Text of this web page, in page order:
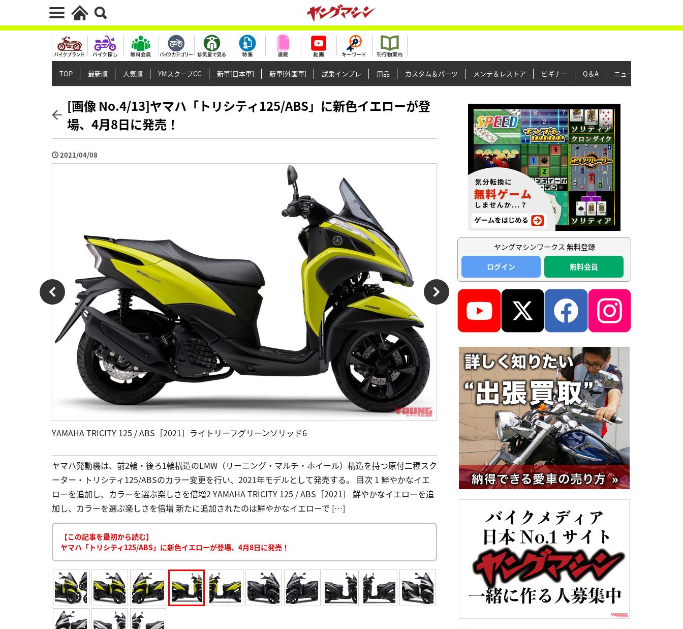
TOP 最新順 人気順 YMスクープCG 新車[日本車] 新車[外国車] 試乗インプレ 用品 カスタム＆パーツ メンテ＆レストア ビギナー Q＆A ニュース＆トピックス
[画像 No.4/13]ヤマハ「トリシティ125/ABS」に新色イエローが登
場、4月8日に発売！
2021/04/08
YAMAHA TRICITY 125 / ABS［2021］ライトリーフグリーンソリッド6
ヤマハ発動機は、前2輪・後ろ1輪構造のLMW（リーニング・マルチ・ホイール）構造を持つ原付二種スク
ーター・トリシティ125/ABSのカラー変更を行い、2021年モデルとして発売する。 目次 1 鮮やかなイエ
ローを追加し、カラーを選ぶ楽しさを倍増2 YAMAHA TRICITY 125 / ABS［2021］ 鮮やかなイエローを追
加し、カラーを選ぶ楽しさを倍増 新たに追加されたのは鮮やかなイエローで […]
【この記事を最初から読む】
ヤマハ「トリシティ125/ABS」に新色イエローが登場、4月8日に発売！
ヤングマシンワークス 無料登録
ログイン
無料会員